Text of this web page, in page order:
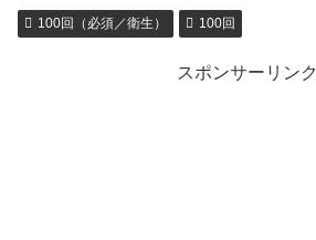
100回（必須／衛生） 100回
スポンサーリンク